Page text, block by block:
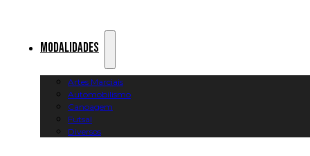
Modalidades
Artes Marciais
Automobilismo
Canoagem
Futsal
Diversos